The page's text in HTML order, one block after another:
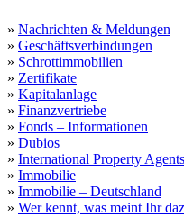
» Nachrichten & Meldungen
» Geschäftsverbindungen
» Schrottimmobilien
» Zertifikate
» Kapitalanlage
» Finanzvertriebe
» Fonds – Informationen
» Dubios
» International Property Agents
» Immobilie
» Immobilie – Deutschland
» Wer kennt, was meint Ihr